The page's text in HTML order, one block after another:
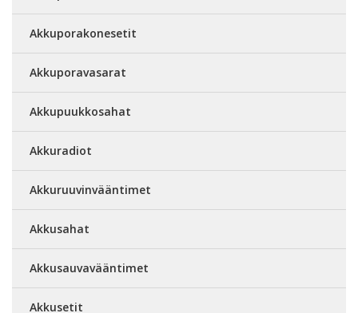
Akkuporakonesetit
Akkuporavasarat
Akkupuukkosahat
Akkuradiot
Akkuruuvinvääntimet
Akkusahat
Akkusauvavääntimet
Akkusetit